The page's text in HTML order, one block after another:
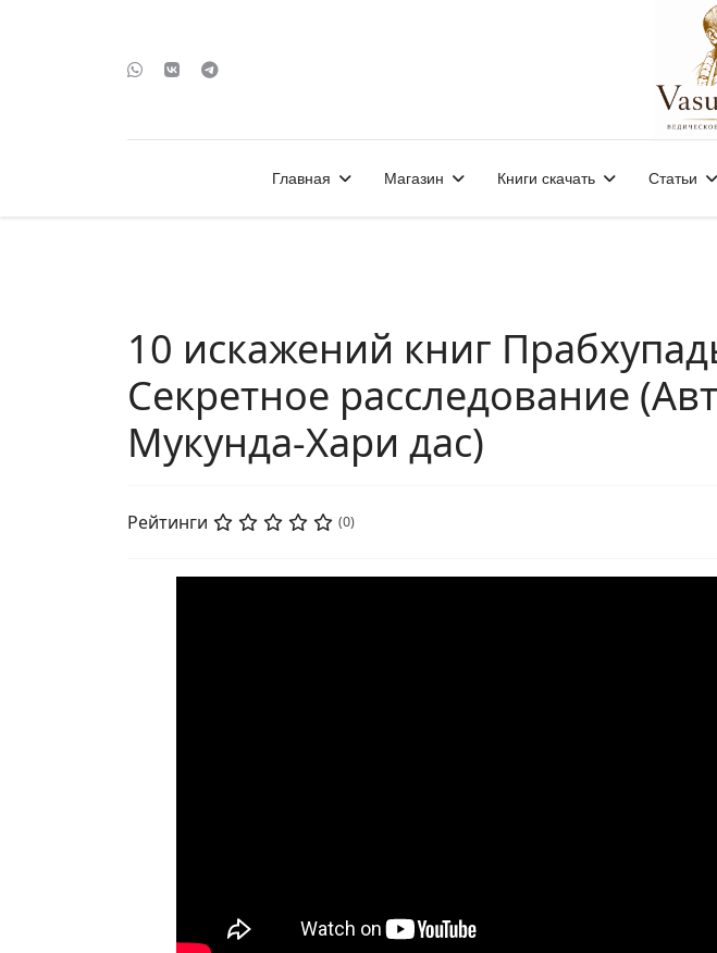
Главная Магазин Книги скачать Статьи
10 искажений книг
Секретное расследование
Мукунда-Хари дас)
Рейтинги (0)